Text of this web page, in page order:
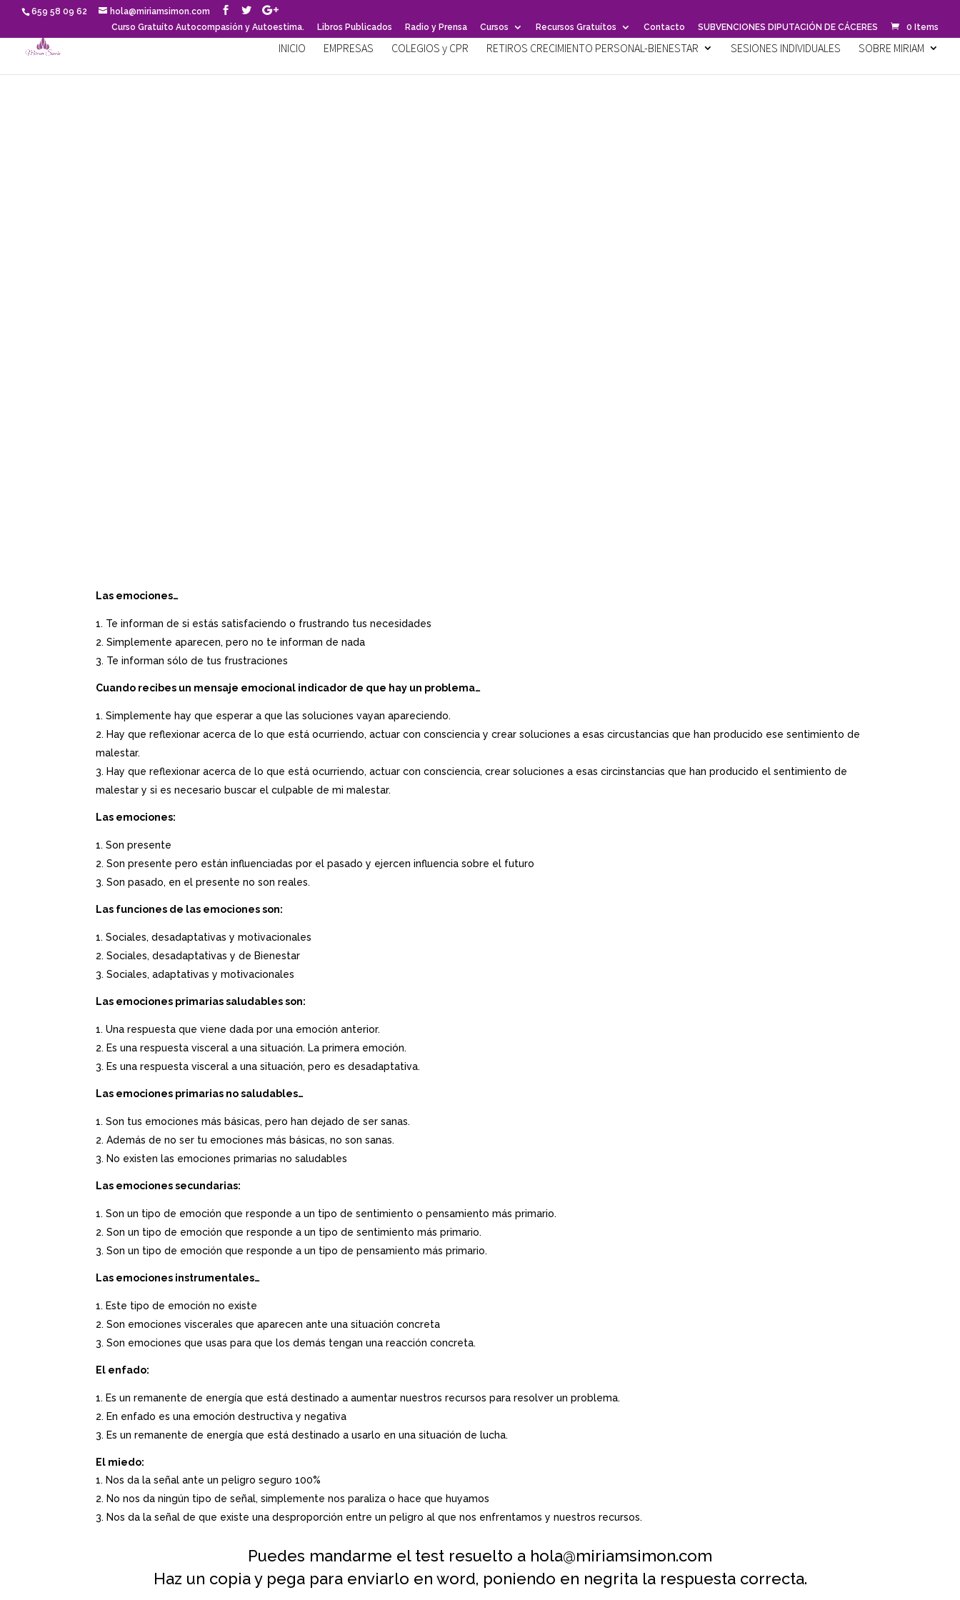
659 58 09 62
hola@miriamsimon.com
Curso Gratuíto Autocompasión y Autoestima.
Libros Publicados Radio y Prensa Cursos Recursos Gratuítos Contacto SUBVENCIONES DIPUTACIÓN DE CÁCERES 0 Items
INICIO EMPRESAS COLEGIOS y CPR RETIROS CRECIMIENTO PERSONAL-BIENESTAR SESIONES INDIVIDUALES SOBRE MIRIAM
Las emociones…
Te informan de si estás satisfaciendo o frustrando tus necesidades
Simplemente aparecen, pero no te informan de nada
Te informan sólo de tus frustraciones
Cuando recibes un mensaje emocional indicador de que hay un problema…
Simplemente hay que esperar a que las soluciones vayan apareciendo.
Hay que reflexionar acerca de lo que está ocurriendo, actuar con consciencia y crear soluciones a esas circustancias que han producido ese sentimiento de
malestar.
Hay que reflexionar acerca de lo que está ocurriendo, actuar con consciencia, crear soluciones a esas circinstancias que han producido el sentimiento de
malestar y si es necesario buscar el culpable de mi malestar.
Las emociones:
Son presente
Son presente pero están influenciadas por el pasado y ejercen influencia sobre el futuro
Son pasado, en el presente no son reales.
Las funciones de las emociones son:
Sociales, desadaptativas y motivacionales
Sociales, desadaptativas y de Bienestar
Sociales, adaptativas y motivacionales
Las emociones primarias saludables son:
Una respuesta que viene dada por una emoción anterior.
Es una respuesta visceral a una situación. La primera emoción.
Es una respuesta visceral a una situación, pero es desadaptativa.
Las emociones primarias no saludables…
Son tus emociones más básicas, pero han dejado de ser sanas.
Además de no ser tu emociones más básicas, no son sanas.
No existen las emociones primarias no saludables
Las emociones secundarias:
Son un tipo de emoción que responde a un tipo de sentimiento o pensamiento más primario.
Son un tipo de emoción que responde a un tipo de sentimiento más primario.
Son un tipo de emoción que responde a un tipo de pensamiento más primario.
Las emociones instrumentales…
Este tipo de emoción no existe
Son emociones viscerales que aparecen ante una situación concreta
Son emociones que usas para que los demás tengan una reacción concreta.
El enfado:
Es un remanente de energía que está destinado a aumentar nuestros recursos para resolver un problema.
En enfado es una emoción destructiva y negativa
Es un remanente de energía que está destinado a usarlo en una situación de lucha.
El miedo:
Nos da la señal ante un peligro seguro 100%
No nos da ningún tipo de señal, simplemente nos paraliza o hace que huyamos
Nos da la señal de que existe una desproporción entre un peligro al que nos enfrentamos y nuestros recursos.
Puedes mandarme el test resuelto a hola@miriamsimon.com
Haz un copia y pega para enviarlo en word, poniendo en negrita la respuesta correcta.